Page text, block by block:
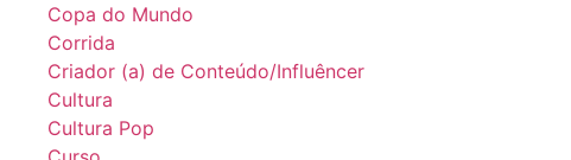
Copa do Mundo
Corrida
Criador (a) de Conteúdo/Influêncer
Cultura
Cultura Pop